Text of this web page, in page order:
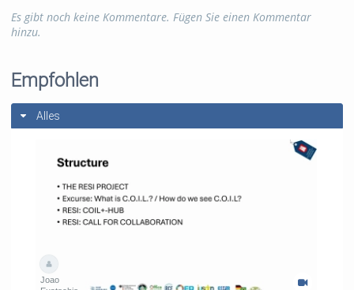
Es gibt noch keine Kommentare. Fügen Sie einen Kommentar
hinzu.
Empfohlen
Alles
Joao